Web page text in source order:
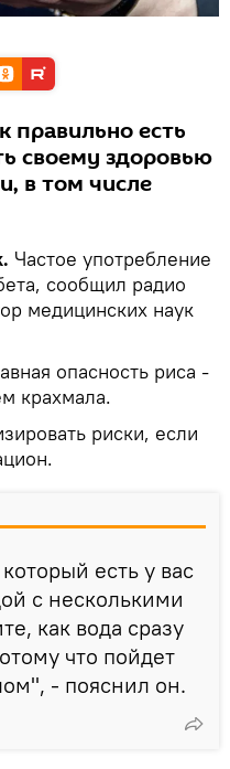
правильно есть
своему здоровью
в том числе
Частое употребление
сообщил радио
медицинских наук
опасность риса -
крахмала.
риски, если
есть у вас
с несколькими
как вода сразу
что пойдет
- пояснил он.